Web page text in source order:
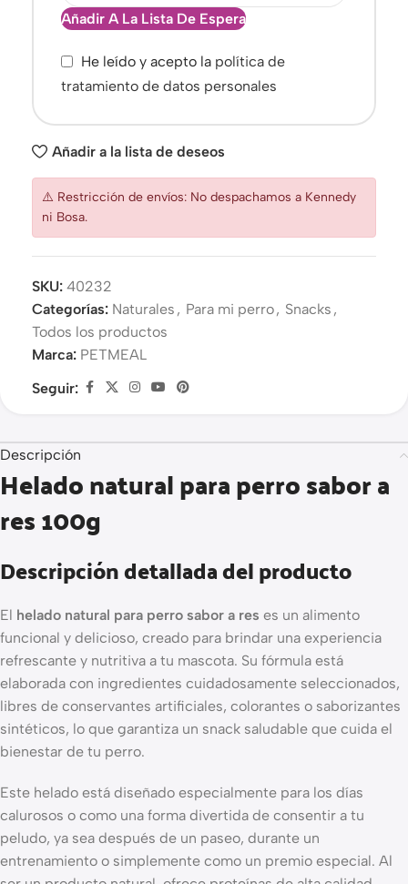
Añadir A La Lista De Espera
He leído y acepto la política de
tratamiento de datos personales
Añadir a la lista de deseos
⚠️ Restricción de envíos: No despachamos a Kennedy
ni Bosa.
SKU: 40232
Categorías: Naturales , Para mi perro, Snacks ,
Todos los productos
Marca: PETMEAL
Seguir:
Descripción
Helado natural para perro sabor a
res 100g
Descripción detallada del producto
El helado natural para perro sabor a res es un alimento
funcional y delicioso, creado para brindar una experiencia
refrescante y nutritiva a tu mascota. Su fórmula está
elaborada con ingredientes cuidadosamente seleccionados,
libres de conservantes artificiales, colorantes o saborizantes
sintéticos, lo que garantiza un snack saludable que cuida el
bienestar de tu perro.
Este helado está diseñado especialmente para los días
calurosos o como una forma divertida de consentir a tu
peludo, ya sea después de un paseo, durante un
entrenamiento o simplemente como un premio especial. Al